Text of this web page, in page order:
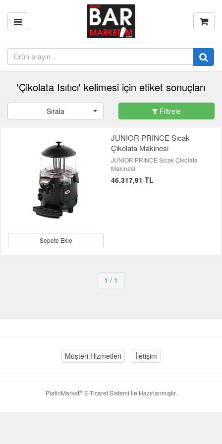
'Çikolata Isıtıcı' kelimesi için etiket sonuçları
Sırala Filtrele
Sepete Ekle
JUNIOR PRINCE Sıcak
Çikolata Makinesi
JUNIOR PRINCE Sıcak Çikolata
Makinesi
46.317,91 TL
1 / 1
Müşteri Hizmetleri İletişim
PlatinMarket®E-Ticaret Sistemi İle Hazırlanmıştır.